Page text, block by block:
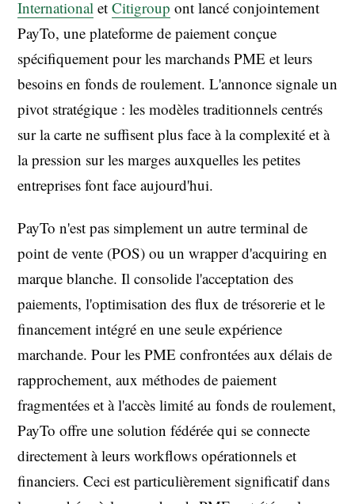
International et Citigroup ont lancé conjointement
PayTo, une plateforme de paiement conçue
spécifiquement pour les marchands PME et leurs
besoins en fonds de roulement. L'annonce signale un
pivot stratégique : les modèles traditionnels centrés
sur la carte ne suffisent plus face à la complexité et à
la pression sur les marges auxquelles les petites
entreprises font face aujourd'hui.
PayTo n'est pas simplement un autre terminal de
point de vente (POS) ou un wrapper d'acquiring en
marque blanche. Il consolide l'acceptation des
paiements, l'optimisation des flux de trésorerie et le
financement intégré en une seule expérience
marchande. Pour les PME confrontées aux délais de
rapprochement, aux méthodes de paiement
fragmentées et à l'accès limité au fonds de roulement,
PayTo offre une solution fédérée qui se connecte
directement à leurs workflows opérationnels et
financiers. Ceci est particulièrement significatif dans